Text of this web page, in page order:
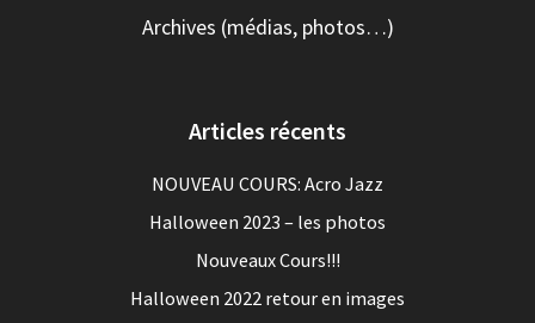
Archives (médias, photos…)
Articles récents
NOUVEAU COURS: Acro Jazz
Halloween 2023 – les photos
Nouveaux Cours!!!
Halloween 2022 retour en images